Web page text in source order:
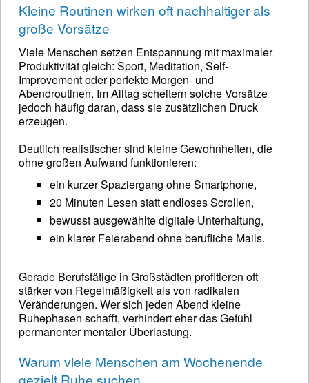
Kleine Routinen wirken oft nachhaltiger als
große Vorsätze
Viele Menschen setzen Entspannung mit maximaler
Produktivität gleich: Sport, Meditation, Self-
Improvement oder perfekte Morgen- und
Abendroutinen. Im Alltag scheitern solche Vorsätze
jedoch häufig daran, dass sie zusätzlichen Druck
erzeugen.
Deutlich realistischer sind kleine Gewohnheiten, die
ohne großen Aufwand funktionieren:
ein kurzer Spaziergang ohne Smartphone,
20 Minuten Lesen statt endloses Scrollen,
bewusst ausgewählte digitale Unterhaltung,
ein klarer Feierabend ohne berufliche Mails.
Gerade Berufstätige in Großstädten profitieren oft
stärker von Regelmäßigkeit als von radikalen
Veränderungen. Wer sich jeden Abend kleine
Ruhephasen schafft, verhindert eher das Gefühl
permanenter mentaler Überlastung.
Warum viele Menschen am Wochenende